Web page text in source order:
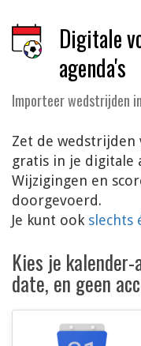
Digitale
agenda's
Importeer wedstrijden
Zet de wedstrijden
gratis in je digitale
Wijzigingen en
doorgevoerd.
Je kunt ook slechts
Kies je
date, en geen